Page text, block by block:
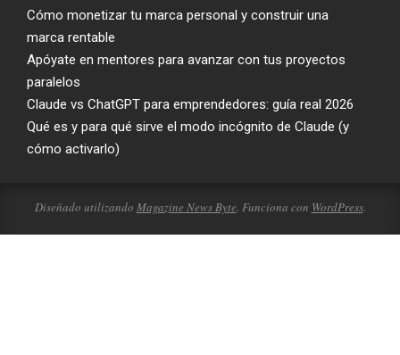
Cómo monetizar tu marca personal y construir una
marca rentable
Apóyate en mentores para avanzar con tus proyectos
paralelos
Claude vs ChatGPT para emprendedores: guía real 2026
Qué es y para qué sirve el modo incógnito de Claude (y
cómo activarlo)
Diseñado utilizando Magazine News Byte. Funciona con WordPress.